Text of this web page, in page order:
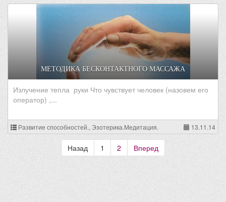
МЕТОДИКА БЕСКОНТАКТНОГО МАССАЖА
Излучение тепла руки Что чувствует человек (назовем его
оператор) ,...
Развитие способностей., Эзотерика.Медитация. 13.11.14
Назад 1 2 Вперед